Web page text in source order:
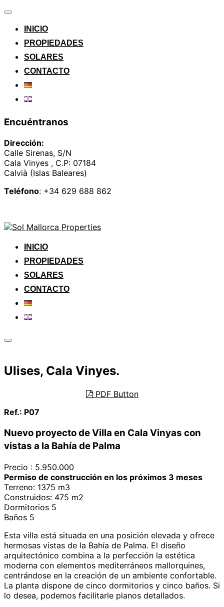
Alternar
navegación
INICIO
PROPIEDADES
SOLARES
CONTACTO
Encuéntranos
Dirección:
Calle Sirenas, S/N
Cala Vinyes , C.P: 07184
Calvià (Islas Baleares)
Teléfono: +34 629 688 862
Saltar
contenido
INICIO
PROPIEDADES
SOLARES
CONTACTO
Alternar
lateral
y
Ulises, Cala Vinyes.
PDF Button
Ref.: P07
Nuevo proyecto de Villa en Cala Vinyas con
vistas a la Bahía de Palma
Precio : 5.950.000
Permiso de construcción en los próximos 3 meses
Terreno: 1375 m3
Construidos: 475 m2
Dormitorios 5
Baños 5
Esta villa está situada en una posición elevada y ofrece
hermosas vistas de la Bahía de Palma. El diseño
arquitectónico combina a la perfección la estética
moderna con elementos mediterráneos mallorquines,
centrándose en la creación de un ambiente confortable.
La planta dispone de cinco dormitorios y cinco baños. Si
lo desea, podemos facilitarle planos detallados.